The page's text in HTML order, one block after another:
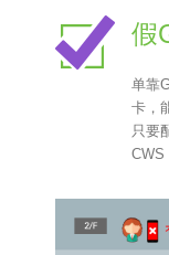
假
单靠
卡，
只要
CWS